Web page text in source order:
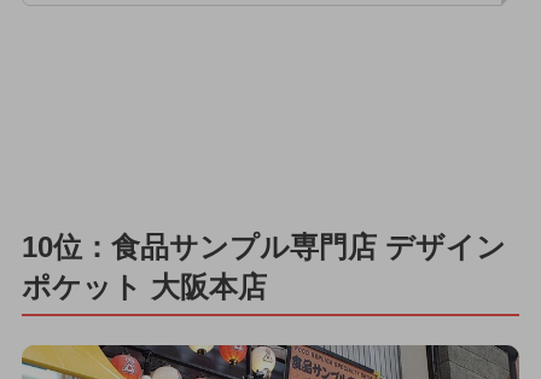
10位：食品サンプル専門店 デザイン
ポケット 大阪本店